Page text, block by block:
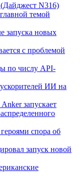
N316)
темой
запуска новых
с проблемой
по числу API-
ИИ на
запускает
спора об
запуск новой